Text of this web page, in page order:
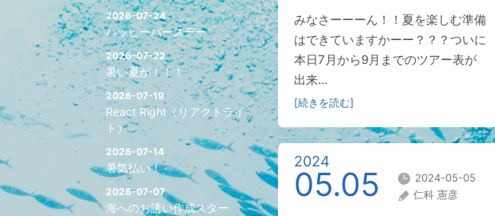
みなさーーーん！！夏を楽しむ準備
はできていますかーー？？？ついに
本日7月から9月までのツアー表が
出来...
[続きを読む]
2024
05.05
2024-05-05
仁科 憲彦
2026-07-24
ハッピーバースデー
2026-07-22
暑い夏が！！！
2026-07-19
React Right（リアクトライ
ト）
2026-07-14
暑気払い！
2026-07-07
海へのお誘い作成スター